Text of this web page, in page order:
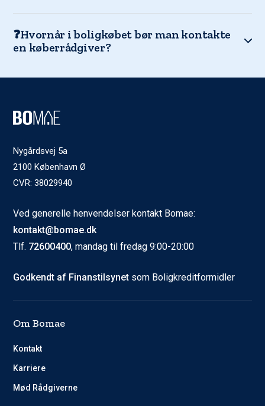
❓Hvornår i boligkøbet bør man kontakte
en køberrådgiver?
Nygårdsvej 5a
2100 København Ø
CVR: 38029940
Ved generelle henvendelser kontakt Bomae:
kontakt@bomae.dk
Tlf. 72600400, mandag til fredag 9:00-20:00
Godkendt af Finanstilsynet som Boligkreditformidler
Om Bomae
Kontakt
Karriere
Mød Rådgiverne